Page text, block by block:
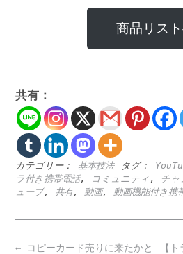
商品リス
共有：
カテゴリー： 基本技法 タグ：
ラ付き携帯電話, コミュニティ , チャ
ューブ, 共有, 動画, 動画機能付き携
Post
【
← コピーカード売りに来たかと